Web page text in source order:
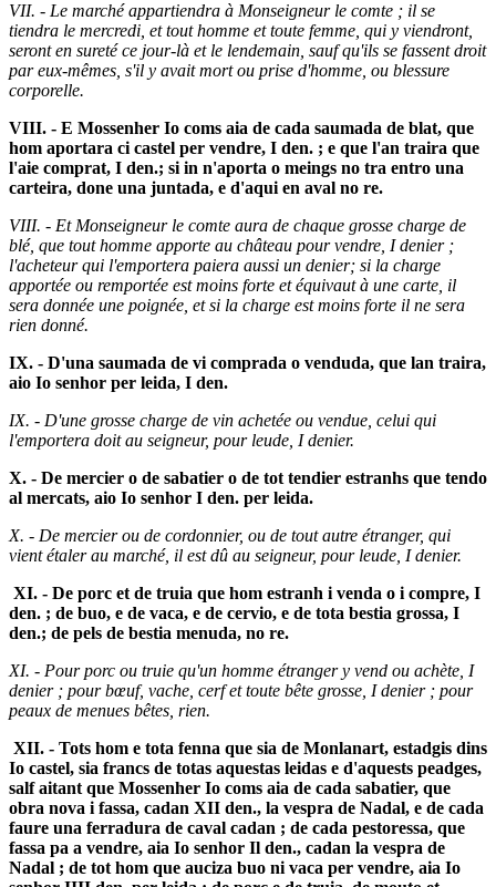
VII. - Le marché appartiendra à Monseigneur le comte ; il se
tiendra le mercredi, et tout homme et toute femme, qui y viendront,
seront en sureté ce jour-là et le lendemain, sauf qu'ils se fassent droit
par eux-mêmes, s'il y avait mort ou prise d'homme, ou blessure
corporelle.
VIII. - E Mossenher Io coms aia de cada saumada de blat, que
hom aportara ci castel per vendre, I den. ; e que l'an traira que
l'aie comprat, I den.; si in n'aporta o meings no tra entro una
carteira, done una juntada, e d'aqui en aval no re.
VIII. - Et Monseigneur le comte aura de chaque grosse charge de
blé, que tout homme apporte au château pour vendre, I denier ;
l'acheteur qui l'emportera paiera aussi un denier; si la charge
apportée ou remportée est moins forte et équivaut à une carte, il
sera donnée une poignée, et si la charge est moins forte il ne sera
rien donné.
IX. - D'una saumada de vi comprada o venduda, que lan traira,
aio Io senhor per leida, I den.
IX. - D'une grosse charge de vin achetée ou vendue, celui qui
l'emportera doit au seigneur, pour leude, I denier.
X. - De mercier o de sabatier o de tot tendier estranhs que tendo
al mercats, aio Io senhor I den. per leida.
X. - De mercier ou de cordonnier, ou de tout autre étranger, qui
vient étaler au marché, il est dû au seigneur, pour leude, I denier.
XI. - De porc et de truia que hom estranh i venda o i compre, I
den. ; de buo, e de vaca, e de cervio, e de tota bestia grossa, I
den.; de pels de bestia menuda, no re.
XI. - Pour porc ou truie qu'un homme étranger y vend ou achète, I
denier ; pour bœuf, vache, cerf et toute bête grosse, I denier ; pour
peaux de menues bêtes, rien.
XII. - Tots hom e tota fenna que sia de Monlanart, estadgis dins
Io castel, sia francs de totas aquestas leidas e d'aquests peadges,
salf aitant que Mossenher Io coms aia de cada sabatier, que
obra nova i fassa, cadan XII den., la vespra de Nadal, e de cada
faure una ferradura de caval cadan ; de cada pestoressa, que
fassa pa a vendre, aia Io senhor Il den., cadan la vespra de
Nadal ; de tot hom que auciza buo ni vaca per vendre, aia Io